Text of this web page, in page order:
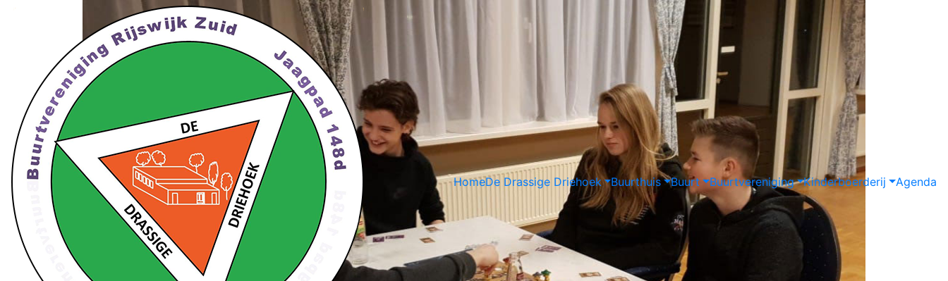
HomeDe Drassige Driehoek Buurthuis Buurt Buurtvereniging Kinderboerderij Agenda